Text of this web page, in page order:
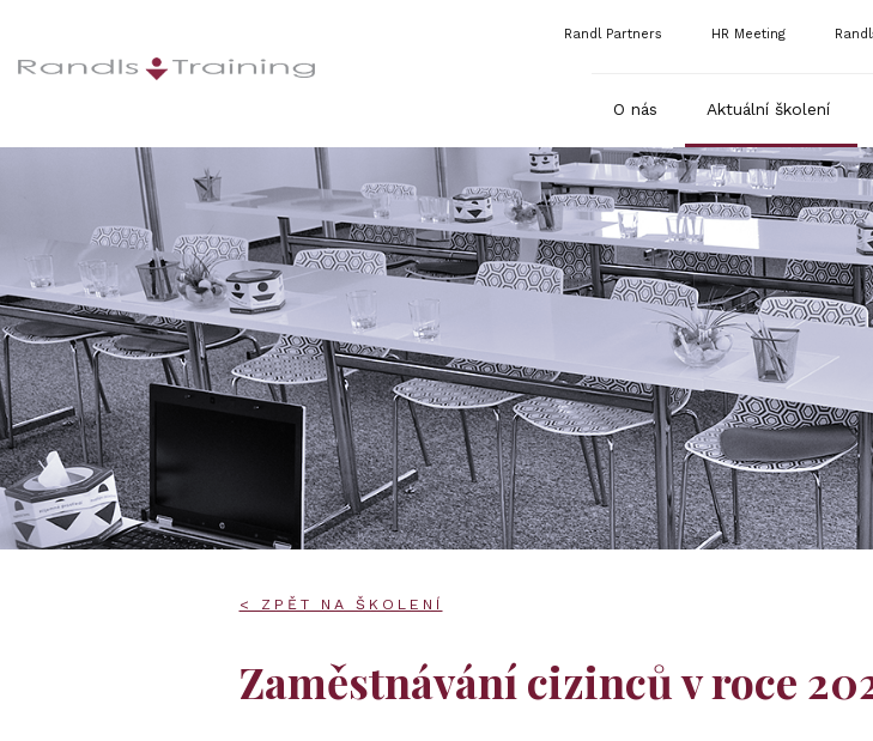
Randl Partners HR Meeting
O nás Aktuální školení
< ZPĚT NA ŠKOLENÍ
Zaměstnávání cizinců v roce